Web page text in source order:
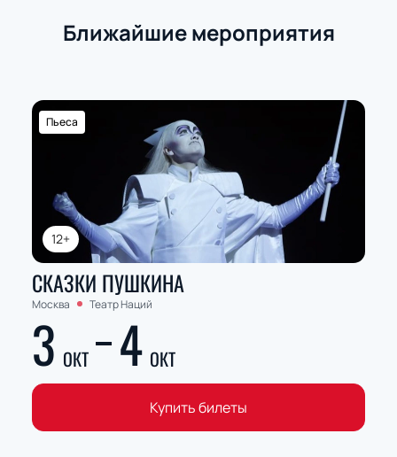
Ближайшие мероприятия
12+
Пьеса
СКАЗКИ ПУШКИНА
Москва Театр Наций
3 ОКТ 4 ОКТ
Купить билеты